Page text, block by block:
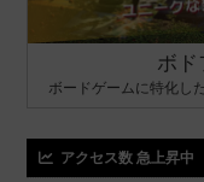
ボド
ボードゲームに特化し
アクセス数 急上昇中